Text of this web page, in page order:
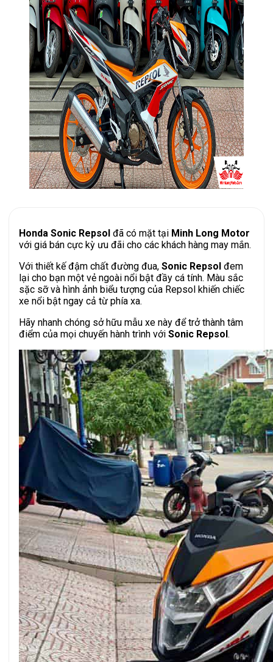
Honda Sonic Repsol đã có mặt tại Minh Long Motor
với giá bán cực kỳ ưu đãi cho các khách hàng may mắn.
Với thiết kế đậm chất đường đua, Sonic Repsol đem
lại cho bạn một vẻ ngoài nổi bật đầy cá tính. Màu sắc
sặc sỡ và hình ảnh biểu tượng của Repsol khiến chiếc
xe nổi bật ngay cả từ phía xa.
Hãy nhanh chóng sở hữu mẫu xe này để trở thành tâm
điểm của mọi chuyến hành trình với Sonic Repsol.